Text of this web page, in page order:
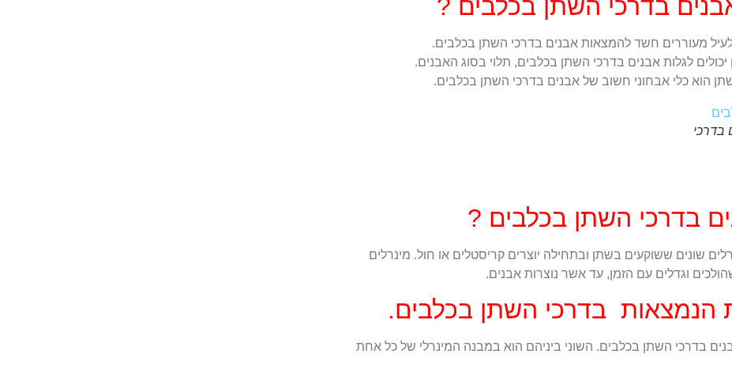
בדרכי השתן בכלבים ?
לעיל מעוררים חשד להמצאות אבנים בדרכי השתן בכלבים.
יכולים לגלות אבנים בדרכי השתן בכלבים, תלוי בסוג האבנים.
הוא כלי אבחוני חשוב של אבנים בדרכי השתן בכלבים.
בדרכי
בדרכי השתן בכלבים ?
שונים ששוקעים בשתן ובתחילה יוצרים קריסטלים או חול. מינרלים
וגדלים עם הזמן, עד אשר נוצרות אבנים.
הנמצאות בדרכי השתן בכלבים.
בדרכי השתן בכלבים. השוני ביניהם הוא במבנה המינרלי של כל אחת